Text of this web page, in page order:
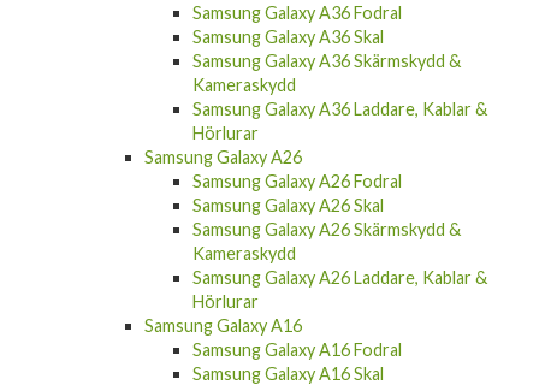
Samsung Galaxy A36 Fodral
Samsung Galaxy A36 Skal
Samsung Galaxy A36 Skärmskydd &
Kameraskydd
Samsung Galaxy A36 Laddare, Kablar &
Hörlurar
Samsung Galaxy A26
Samsung Galaxy A26 Fodral
Samsung Galaxy A26 Skal
Samsung Galaxy A26 Skärmskydd &
Kameraskydd
Samsung Galaxy A26 Laddare, Kablar &
Hörlurar
Samsung Galaxy A16
Samsung Galaxy A16 Fodral
Samsung Galaxy A16 Skal